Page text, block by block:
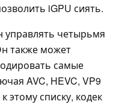
iGPU сиять.
управлять четырьмя
также может
самые
AVC, HEVC, VP9
этому списку, кодек